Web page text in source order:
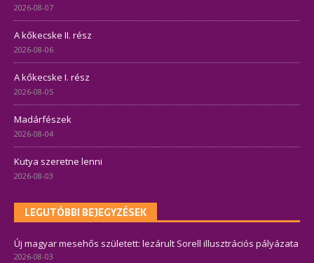
2026-08-07
A kőkecske II. rész
2026-08-06
A kőkecske I. rész
2026-08-05
Madárfészek
2026-08-04
Kutya szeretne lenni
2026-08-03
LEGUTÓBBI BEJEGYZÉSEK
Új magyar mesehős született: lezárult Sorell illusztrációs pályázata
2026-08-03